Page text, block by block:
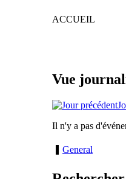
ACCUEIL
Vue
Il n'y a pas
General